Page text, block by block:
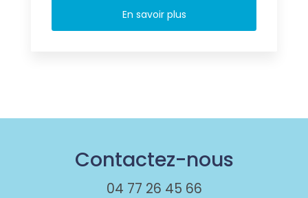
En savoir plus
Contactez-nous
04 77 26 45 66